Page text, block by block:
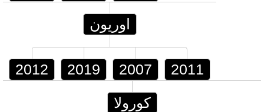
اوريون
2012 2019 2007 2011
كورولا